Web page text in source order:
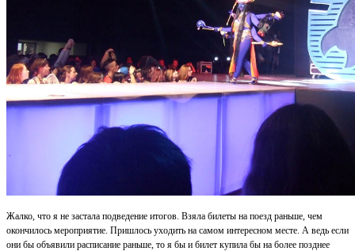
Жалко, что я не застала подведение итогов. Взяла билеты на поезд раньше, чем
окончилось мероприятие. Пришлось уходить на самом интересном месте. А ведь если
они бы объявили расписание раньше, то я бы и билет купила бы на более позднее